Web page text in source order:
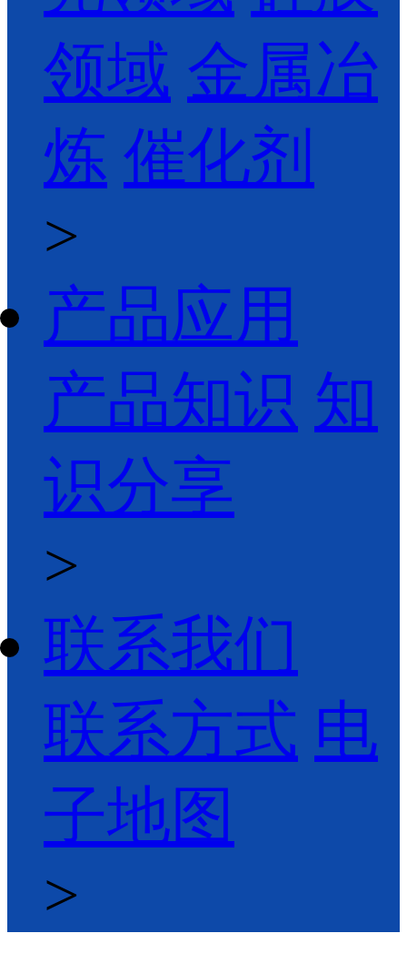
领域 金属冶
炼 催化剂
>
产品应用
产品知识 知
识分享
>
联系我们
联系方式 电
子地图
>